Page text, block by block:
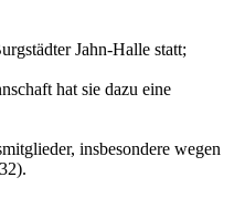
Jahn-Halle statt;
hat sie dazu eine
insbesondere wegen